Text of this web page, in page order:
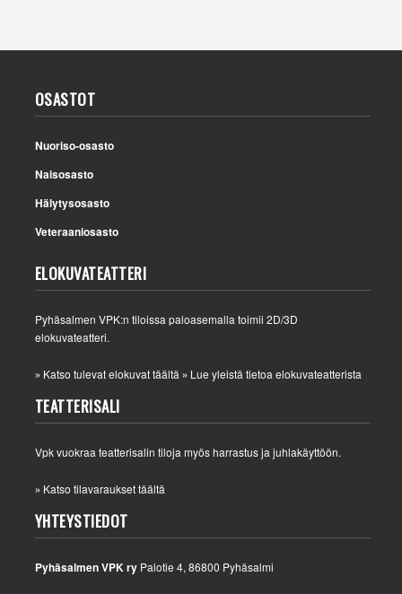
OSASTOT
Nuoriso-osasto
Naisosasto
Hälytysosasto
Veteraaniosasto
ELOKUVATEATTERI
Pyhäsalmen VPK:n tiloissa paloasemalla toimii 2D/3D
elokuvateatteri.
» Katso tulevat elokuvat täältä » Lue yleistä tietoa elokuvateatterista
TEATTERISALI
Vpk vuokraa teatterisalin tiloja myös harrastus ja juhlakäyttöön.
» Katso tilavaraukset täältä
YHTEYSTIEDOT
Pyhäsalmen VPK ry Palotie 4, 86800 Pyhäsalmi